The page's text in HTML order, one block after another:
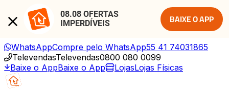
08.08 OFERTAS
IMPERDÍVEIS
BAIXE O APP
WhatsAppCompre pelo WhatsApp55 41 74031865
TelevendasTelevendas0800 080 0099
Baixe o AppBaixe o App LojasLojas Físicas